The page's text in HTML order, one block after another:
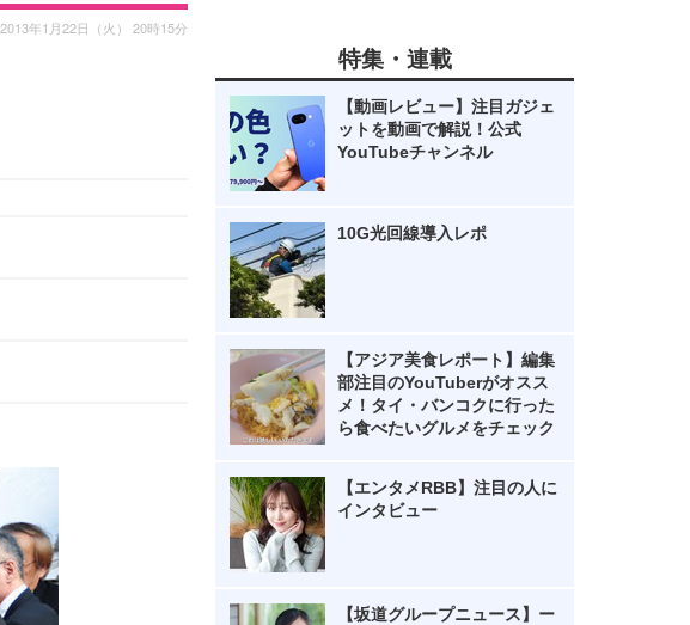
2013年1月22日（火） 20時15分
特集・連載
【動画レビュー】注目ガジェ
ットを動画で解説！公式
YouTubeチャンネル
10G光回線導入レポ
【アジア美食レポート】編集
部注目のYouTuberがオスス
メ！タイ・バンコクに行った
ら食べたいグルメをチェック
【エンタメRBB】注目の人に
インタビュー
【坂道グループニュース】ー